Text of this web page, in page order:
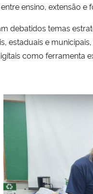
ensino, extensão e
debatidos temas
estaduais e
como ferramenta